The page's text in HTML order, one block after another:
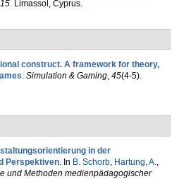
. Limassol, Cyprus.
construct. A framework for theory,
. Simulation & Gaming, 45(4-5).
in der
Perspektiven. In B. Schorb, Hartung, A.,
und Methoden medienpädagogischer